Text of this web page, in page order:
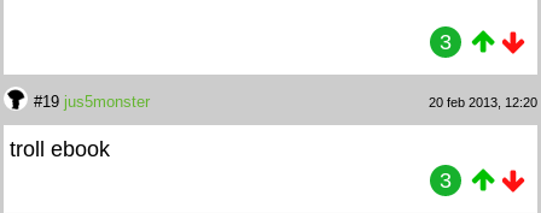
3
#19 jus5monster 20 feb 2013, 12:20
troll ebook
3